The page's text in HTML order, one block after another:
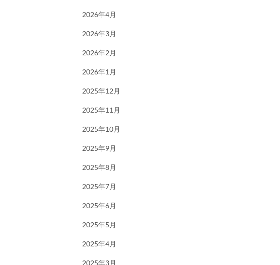
2026年4月
2026年3月
2026年2月
2026年1月
2025年12月
2025年11月
2025年10月
2025年9月
2025年8月
2025年7月
2025年6月
2025年5月
2025年4月
2025年3月